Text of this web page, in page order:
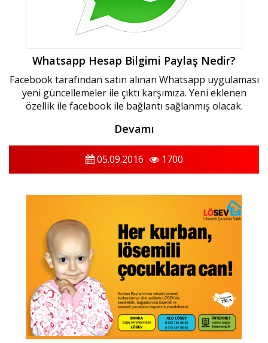
Whatsapp Hesap Bilgimi Paylaş Nedir?
Facebook tarafından satın alınan Whatsapp uygulaması
yeni güncellemeler ile çıktı karşımıza. Yeni eklenen
özellik ile facebook ile bağlantı sağlanmış olacak.
Devamı
05.09.2016 1700